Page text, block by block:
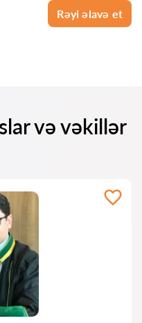
Rəyi əlavə et
və vəkillər